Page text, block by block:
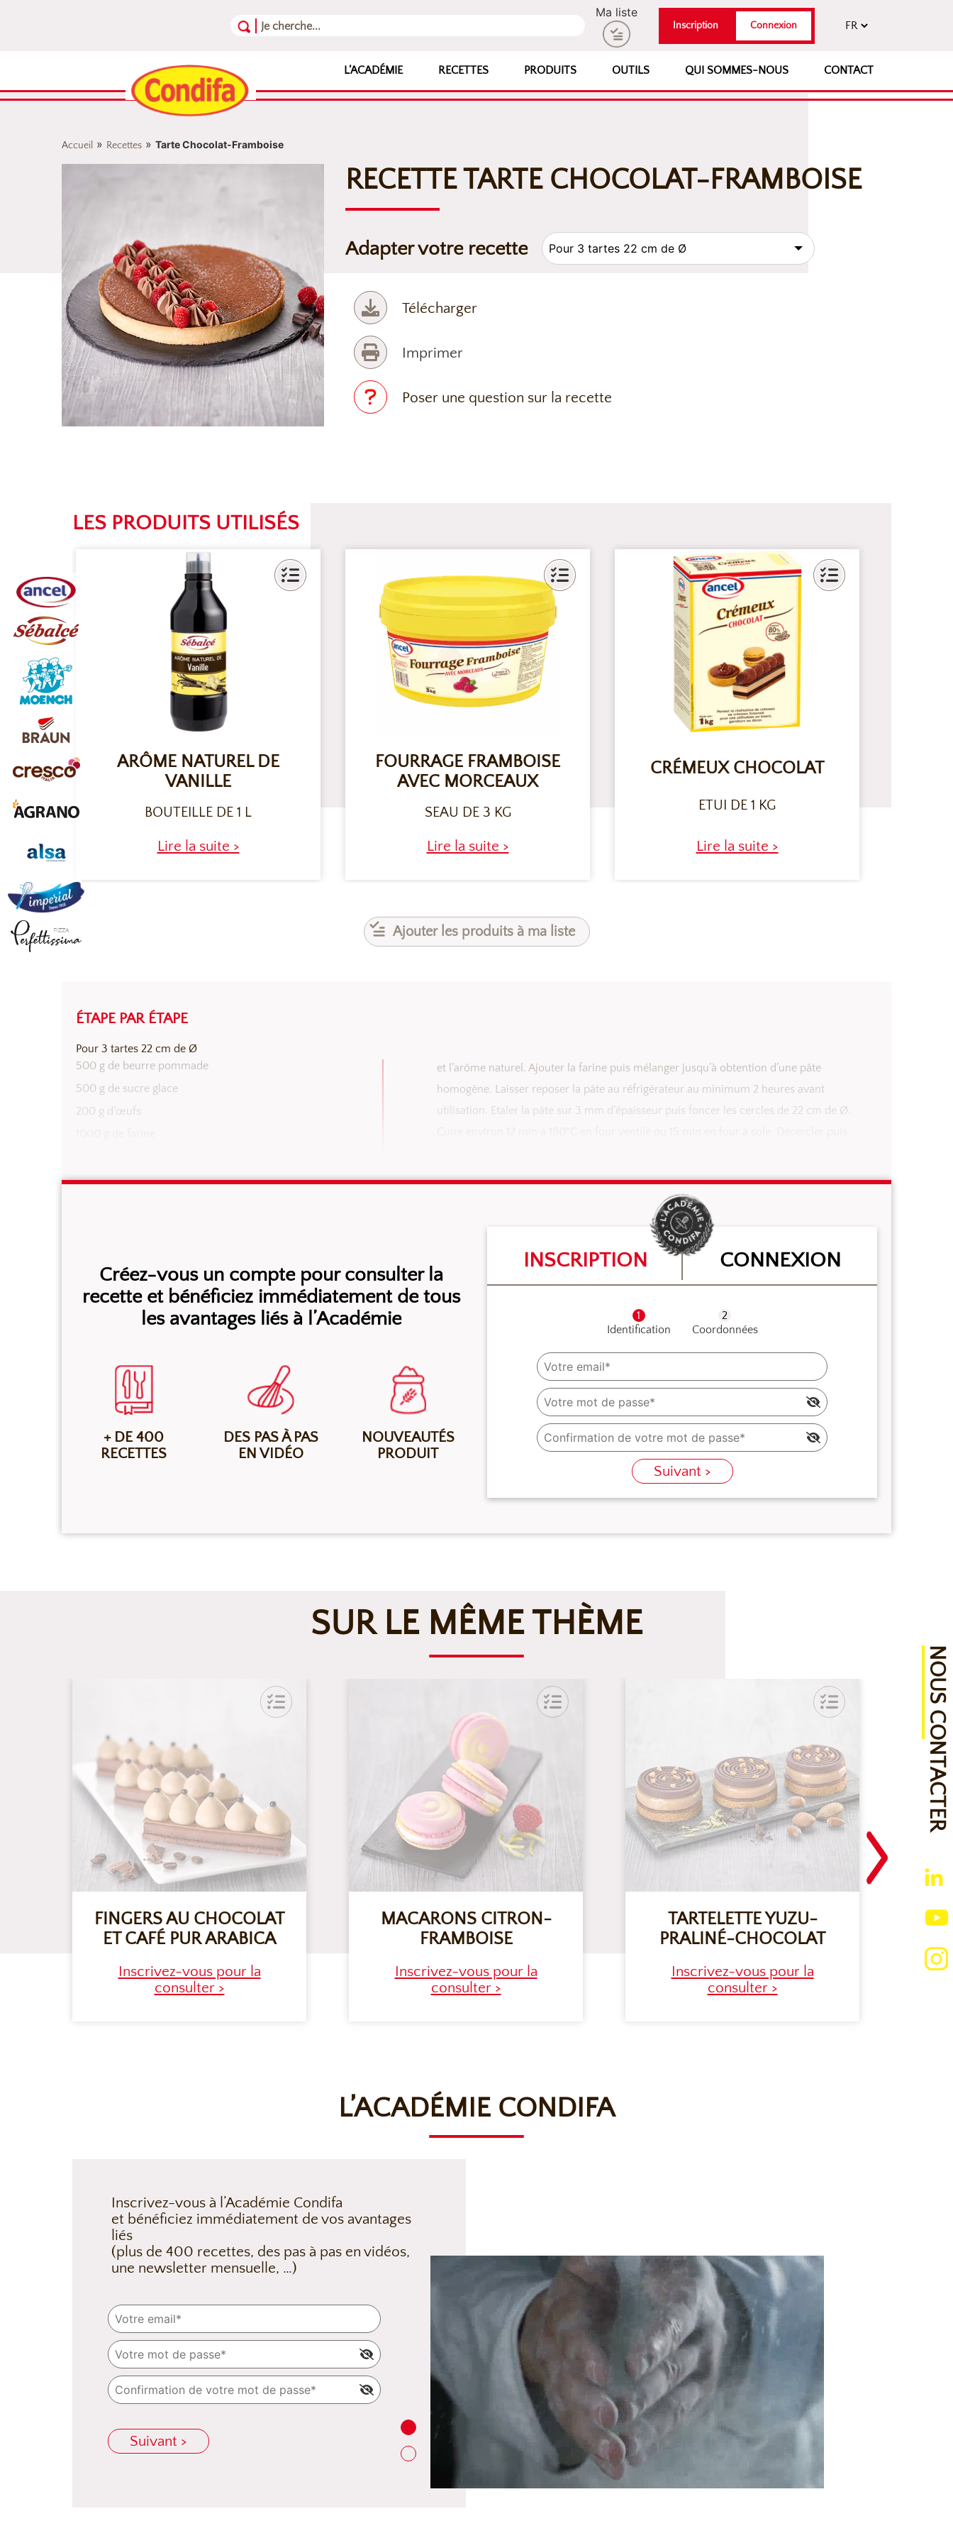
Ma liste
Inscription Connexion
L’ACADÉMIE RECETTES PRODUITS OUTILS QUI SOMMES-NOUS CONTACT
NOUS CONTACTER
Accueil » Recettes » Tarte Chocolat-Framboise
RECETTE TARTE CHOCOLAT-FRAMBOISE
Adapter votre recette
Télécharger
Imprimer
Poser une question sur la recette
LES PRODUITS UTILISÉS
ARÔME NATUREL DE
VANILLE
BOUTEILLE DE 1 L
Lire la suite >
FOURRAGE FRAMBOISE
AVEC MORCEAUX
SEAU DE 3 KG
Lire la suite >
CRÉMEUX CHOCOLAT
ETUI DE 1 KG
Lire la suite >
Ajouter les produits à ma liste
ÉTAPE PAR ÉTAPE
Pour 3 tartes 22 cm de Ø
PÂTE SUCRÉE
500 g de beurre pommade
500 g de sucre glace
200 g d’œufs
et l’arôme naturel. Ajouter la farine puis mélanger jusqu’à obtention d’une pâte
homogène. Laisser reposer la pâte au réfrigérateur au minimum 2 heures avant
utilisation. Etaler la pâte sur 3 mm d’épaisseur puis foncer les cercles de 22 cm de Ø.
Créez-vous un compte pour consulter la
recette et bénéficiez immédiatement de tous
les avantages liés à l’Académie
+ DE 400
RECETTES
DES PAS À PAS
EN VIDÉO
NOUVEAUTÉS
PRODUIT
INSCRIPTION CONNEXION
Identification Coordonnées
Suivant >
SUR LE MÊME THÈME
FINGERS AU CHOCOLAT
ET CAFÉ PUR ARABICA
Inscrivez-vous pour la
consulter >
MACARONS CITRON-
FRAMBOISE
Inscrivez-vous pour la
consulter >
TARTELETTE YUZU-
PRALINÉ-CHOCOLAT
Inscrivez-vous pour la
consulter >
L’ACADÉMIE CONDIFA
Inscrivez-vous à l’Académie Condifa
et bénéficiez immédiatement de vos avantages
liés
(plus de 400 recettes, des pas à pas en vidéos,
une newsletter mensuelle, …)
Suivant >